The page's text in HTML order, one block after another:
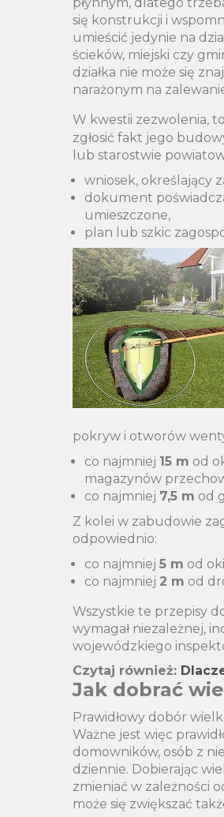
się konstrukcji i
umieścić jedynie na
ścieków, miejski czy
działka nie może się
narażonym na
W kwestii zezwolenia,
zgłosić fakt jego
lub starostwie
wniosek, określający
dokument
umieszczone,
plan lub szkic
pokryw i otworów
co najmniej 15 m od
magazynów
co najmniej 7,5 m od
Z kolei w zabudowie
odpowiednio:
co najmniej 5 m od
co najmniej 2 m od
Wszystkie te przepisy
wymagał niezależnej,
wojewódzkiego
Czytaj również:
Jak dobrać
Prawidłowy dobór
Ważne jest więc
domowników, osób z
dziennie. Dobierając
zmieniać w zależności
może się zwiększać